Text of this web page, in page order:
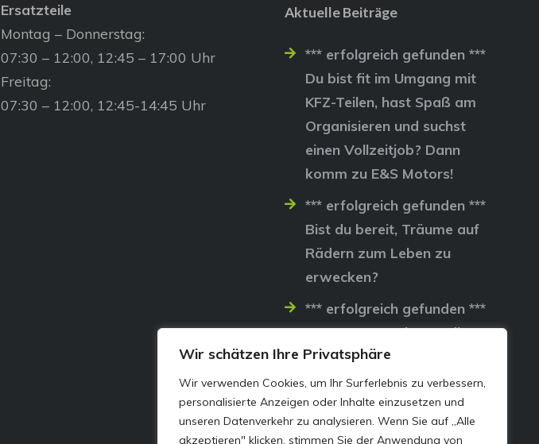
Wir schätzen Ihre Privatsphäre
Wir verwenden Cookies, um Ihr Surferlebnis zu verbessern,
personalisierte Anzeigen oder Inhalte einzusetzen und
unseren Datenverkehr zu analysieren. Wenn Sie auf „Alle
akzeptieren" klicken, stimmen Sie der Anwendung von
Ersatzteile
Montag – Donnerstag:
07:30 – 12:00, 12:45 – 17:00 Uhr
Freitag:
07:30 – 12:00, 12:45-14:45 Uhr
Aktuelle Beiträge
*** erfolgreich gefunden ***
Du bist fit im Umgang mit
KFZ-Teilen, hast Spaß am
Organisieren und suchst
einen Vollzeitjob? Dann
komm zu E&S Motors!
*** erfolgreich gefunden ***
Bist du bereit, Träume auf
Rädern zum Leben zu
erwecken?
*** erfolgreich gefunden ***
Lass uns gemeinsam die
Straßen erobern…